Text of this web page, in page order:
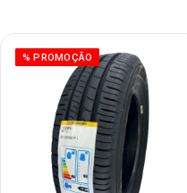
% PROMOÇÃO